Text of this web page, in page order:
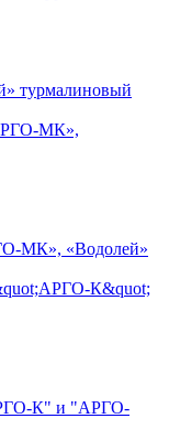
турмалиновый
МК», «Водолей»
К" и "АРГО-